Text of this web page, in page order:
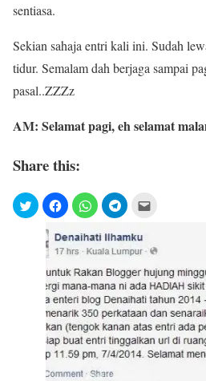
sentiasa.
Sekian sahaja entri kali ini. Sudah
tidur. Semalam dah berjaga sampai
pasal..ZZZz
AM: Selamat pagi, eh selamat
Share this: